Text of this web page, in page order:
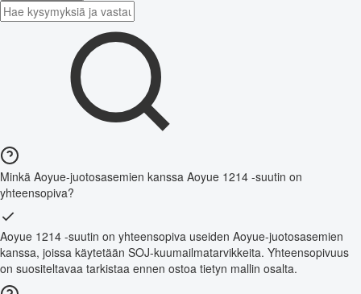
Minkä Aoyue-juotosasemien kanssa Aoyue 1214 -suutin on
yhteensopiva?
Aoyue 1214 -suutin on yhteensopiva useiden Aoyue-juotosasemien
kanssa, joissa käytetään SOJ-kuumailmatarvikkeita. Yhteensopivuus
on suositeltavaa tarkistaa ennen ostoa tietyn mallin osalta.